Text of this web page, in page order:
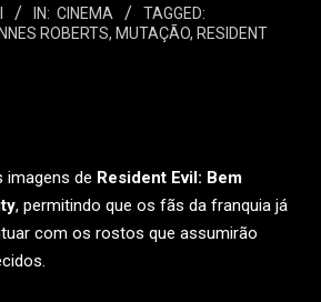
IN: CINEMA
TAGGED:
ROBERTS, MUTAÇÃO, RESIDENT
imagens de Resident Evil: Bem
, permitindo que os fãs da franquia já
com os rostos que assumirão